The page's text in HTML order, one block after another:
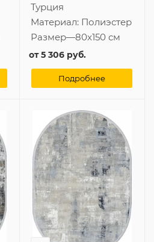
Турция
Материал: Полиэстер
Размер—80x150 см
от5 306 руб.
Подробнее